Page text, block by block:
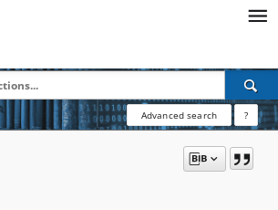
Advanced search ?